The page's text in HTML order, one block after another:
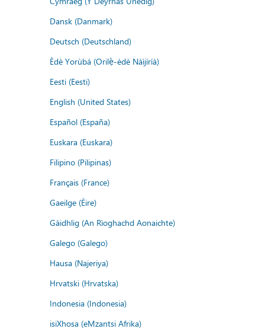
Dansk (Danmark)
Deutsch (Deutschland)
Èdè Yorùbá (Orilẹ̀-èdè Nàìjíríà)
Eesti (Eesti)
English (United States)
Español (España)
Euskara (Euskara)
Filipino (Pilipinas)
Français (France)
Gaeilge (Éire)
Gàidhlig (An Rìoghachd Aonaichte)
Galego (Galego)
Hausa (Najeriya)
Hrvatski (Hrvatska)
Indonesia (Indonesia)
isiXhosa (eMzantsi Afrika)